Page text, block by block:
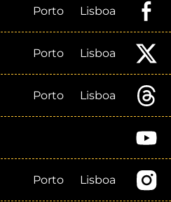
Porto Lisboa
Porto Lisboa
Porto Lisboa
Porto Lisboa